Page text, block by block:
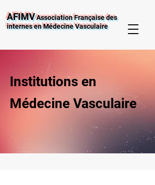
AFIMVAssociation Française des
internes en Médecine Vasculaire
Institutions en
Médecine Vasculaire